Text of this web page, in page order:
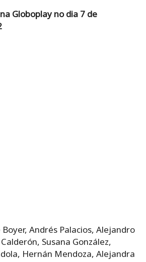
Globoplay no dia 7 de
Andrés Palacios, Alejandro
Susana González,
Hernán Mendoza, Alejandra